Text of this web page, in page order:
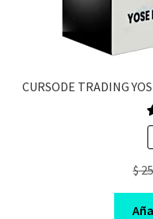
CURSODE TRADING
$